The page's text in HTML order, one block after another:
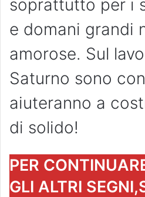
soprattutto per i
e domani grandi
amorose. Sul
Saturno sono
aiuteranno a
di solido!
PER
GLI ALTRI